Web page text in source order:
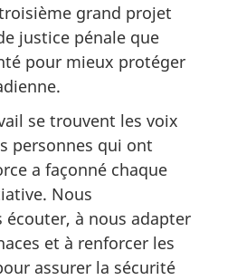
grand projet
justice pénale que
pour mieux protéger
se trouvent les voix
personnes qui ont
a façonné chaque
Nous
écouter, à nous adapter
et à renforcer les
assurer la sécurité